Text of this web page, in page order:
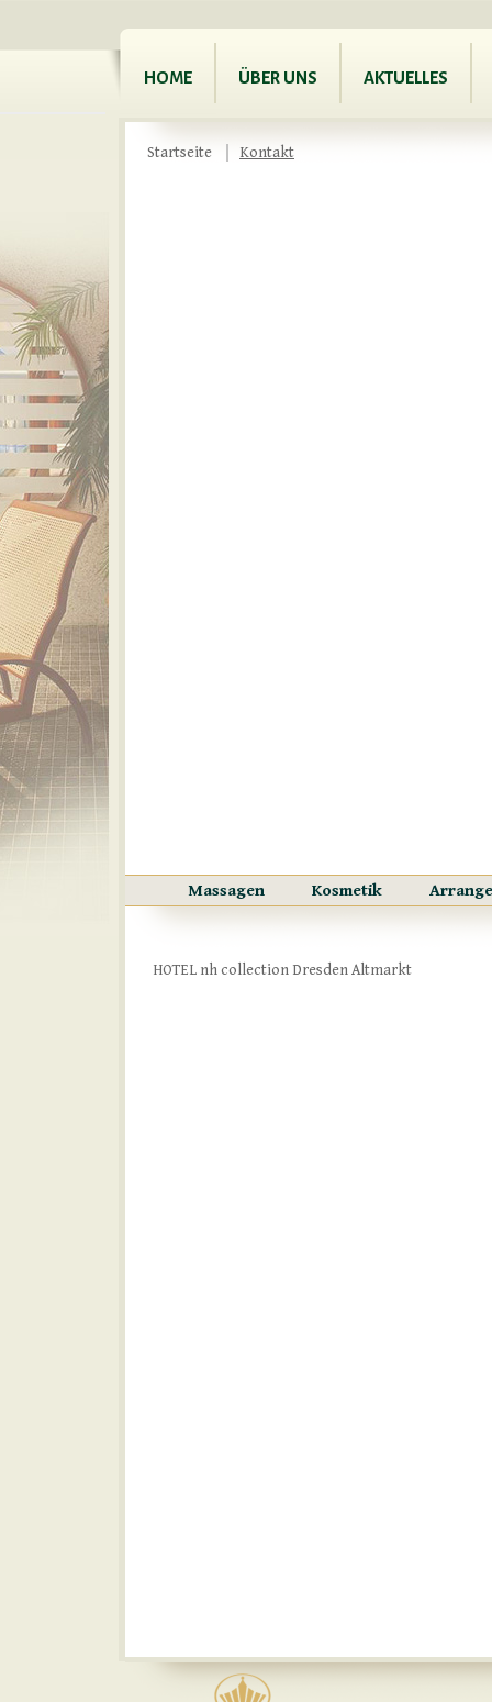
HOME ÜBER UNS AKTUELLES
Startseite Kontakt
Massagen Kosmetik
HOTEL nh collection Dresden Altmarkt